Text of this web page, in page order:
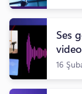
Ses
16